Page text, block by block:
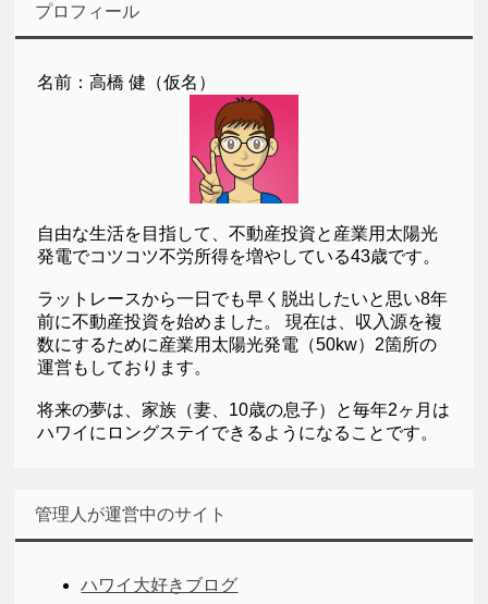
プロフィール
名前：高橋 健（仮名）
自由な生活を目指して、不動産投資と産業用太陽光
発電でコツコツ不労所得を増やしている43歳です。
ラットレースから一日でも早く脱出したいと思い8年
前に不動産投資を始めました。 現在は、収入源を複
数にするために産業用太陽光発電（50kw）2箇所の
運営もしております。
将来の夢は、家族（妻、10歳の息子）と毎年2ヶ月は
ハワイにロングステイできるようになることです。
管理人が運営中のサイト
ハワイ大好きブログ